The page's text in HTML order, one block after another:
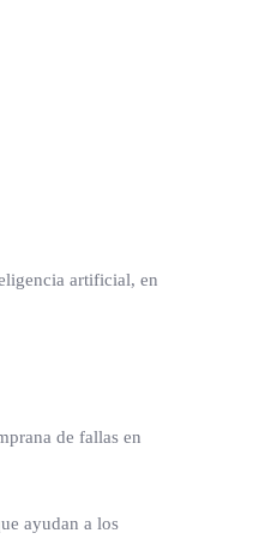
artificial, en
de fallas en
ayudan a los